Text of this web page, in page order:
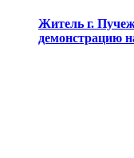
Житель г.
демонстрацию